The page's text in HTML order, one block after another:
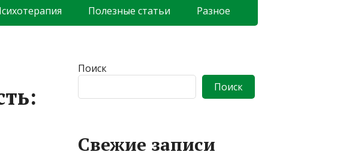
Полезные статьи Разное
Поиск
Поиск
Свежие записи